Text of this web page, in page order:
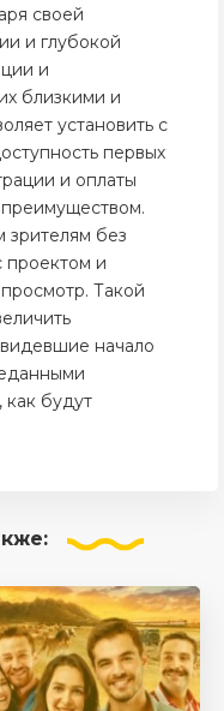
своей
и глубокой
и
близкими и
установить с
первых
и оплаты
зрителям без
проектом и
Такой
начало
будут